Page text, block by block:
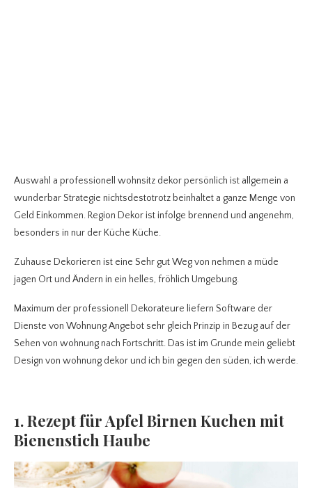
Auswahl a professionell wohnsitz dekor persönlich ist allgemein a
wunderbar Strategie nichtsdestotrotz beinhaltet a ganze Menge von
Geld Einkommen. Region Dekor ist infolge brennend und angenehm,
besonders in nur der Küche Küche.
Zuhause Dekorieren ist eine Sehr gut Weg von nehmen a müde
jagen Ort und Ändern in ein helles, fröhlich Umgebung.
Maximum der professionell Dekorateure liefern Software der
Dienste von Wohnung Angebot sehr gleich Prinzip in Bezug auf der
Sehen von wohnung nach Fortschritt. Das ist im Grunde mein geliebt
Design von wohnung dekor und ich bin gegen den süden, ich werde.
1. Rezept für Apfel Birnen Kuchen mit
Bienenstich Haube